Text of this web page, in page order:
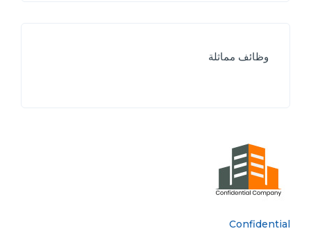
وظائف مماثلة
Confidential